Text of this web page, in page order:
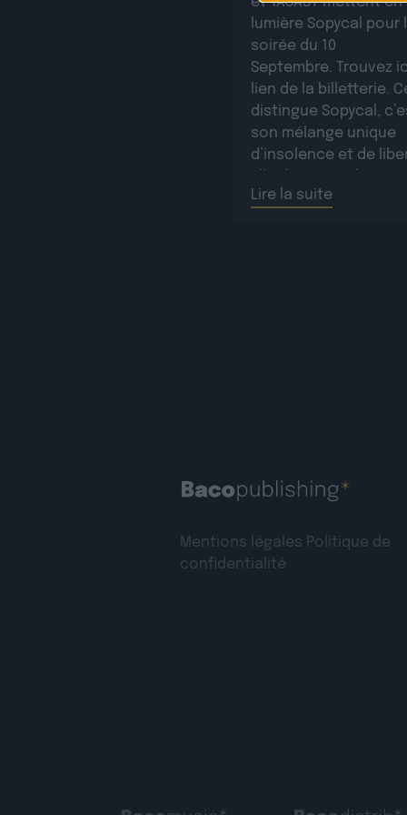
lumière Sopycal pour
soirée du 10
Septembre. Trouvez
lien de la billetterie.
distingue Sopycal,
son mélange unique
d’insolence et de
des textes à la fois
Lire la suite
Mentions légales Politique de
confidentialité